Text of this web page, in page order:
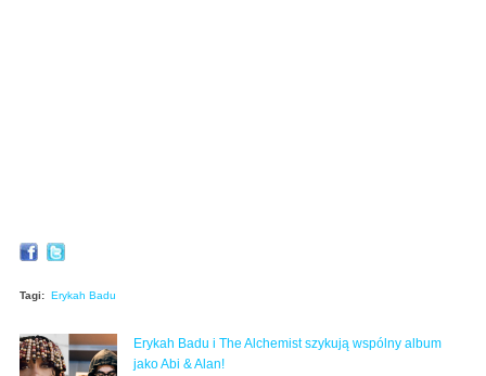
Tagi: Erykah Badu
Erykah Badu i The Alchemist szykują wspólny album
jako Abi & Alan!